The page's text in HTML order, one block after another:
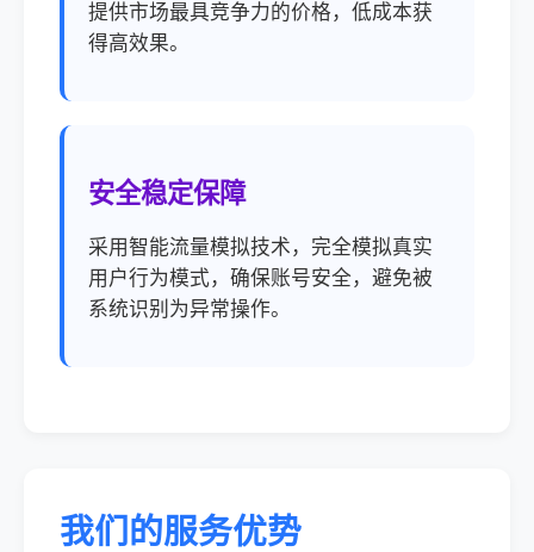
提供市场最具竞争力的价格，低成本获
得高效果。
安全稳定保障
采用智能流量模拟技术，完全模拟真实
用户行为模式，确保账号安全，避免被
系统识别为异常操作。
我们的服务优势